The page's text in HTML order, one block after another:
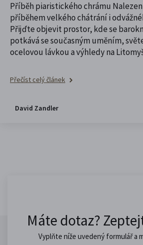
Příběh piaristického chrámu
příběhem velkého chátrání i
Přijďte objevit prostor, kde se
potkává se současným uměním,
ocelovou lávkou a výhledy na
Přečíst celý článek
David Zandler
Máte dotaz?
Vyplňte níže uvedený formulář a